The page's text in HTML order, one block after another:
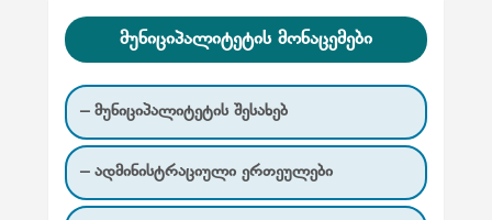
მუნიციპალიტეტის მონაცემები
– მუნიციპალიტეტის შესახებ
– ადმინისტრაციული ერთეულები